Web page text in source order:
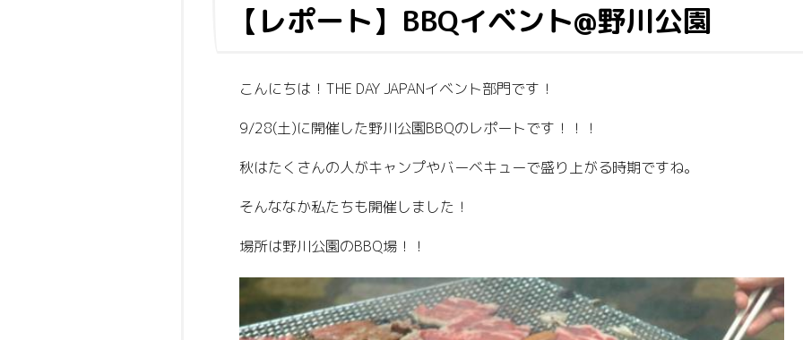
【レポート】BBQイベント@野川公園
こんにちは！THE DAY JAPANイベント部門です！
9/28(土)に開催した野川公園BBQのレポートです！！！
秋はたくさんの人がキャンプやバーベキューで盛り上がる時期ですね。
そんななか私たちも開催しました！
場所は野川公園のBBQ場！！